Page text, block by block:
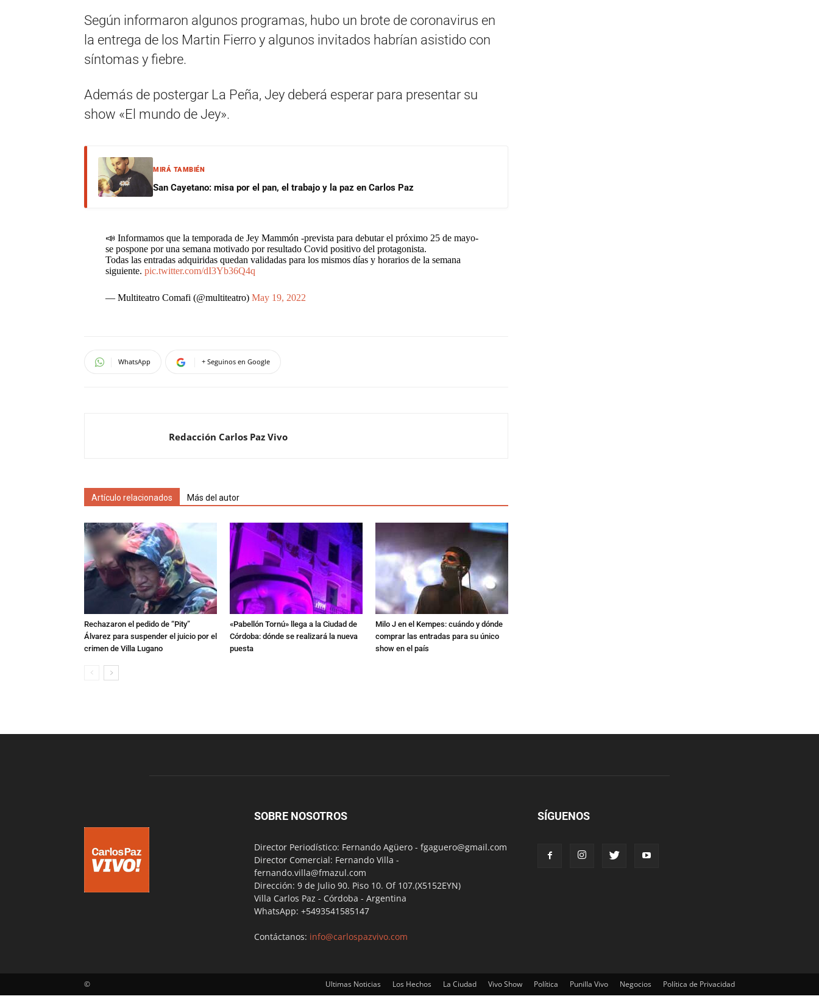
Según informaron algunos programas, hubo un brote de coronavirus en
la entrega de los Martin Fierro y algunos invitados habrían asistido con
síntomas y fiebre.
Además de postergar La Peña, Jey deberá esperar para presentar su
show «El mundo de Jey».
MIRÁ TAMBIÉN
San Cayetano: misa por el pan, el trabajo y la paz en Carlos Paz
📣 Informamos que la temporada de Jey Mammón -prevista para debutar el próximo 25 de mayo-
se pospone por una semana motivado por resultado Covid positivo del protagonista.
Todas las entradas adquiridas quedan validadas para los mismos días y horarios de la semana
siguiente. pic.twitter.com/dI3Yb36Q4q
— Multiteatro Comafi (@multiteatro) May 19, 2022
WhatsApp + Seguinos en Google
Redacción Carlos Paz Vivo
Artículo relacionados Más del autor
Rechazaron el pedido de “Pity”
Álvarez para suspender el juicio por el
crimen de Villa Lugano
«Pabellón Tornú» llega a la Ciudad de
Córdoba: dónde se realizará la nueva
puesta
Milo J en el Kempes: cuándo y dónde
comprar las entradas para su único
show en el país
SOBRE NOSOTROS
Director Periodístico: Fernando Agüero - fgaguero@gmail.com
Director Comercial: Fernando Villa -
fernando.villa@fmazul.com
Dirección: 9 de Julio 90. Piso 10. Of 107.(X5152EYN)
Villa Carlos Paz - Córdoba - Argentina
WhatsApp: +5493541585147
Contáctanos: info@carlospazvivo.com
SÍGUENOS
Ultimas Noticias Los Hechos La Ciudad Vivo Show Política Punilla Vivo Negocios Política de Privacidad
©